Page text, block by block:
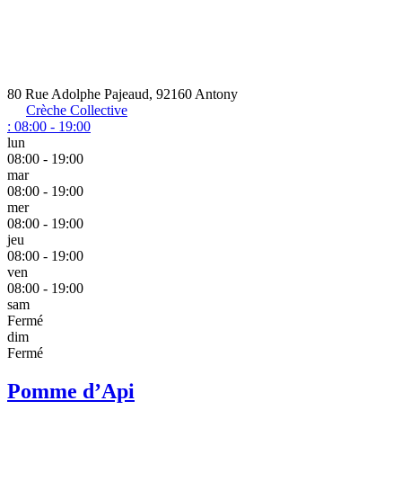
80 Rue Adolphe Pajeaud, 92160 Antony
Crèche Collective
: 08:00 - 19:00
lun
08:00 - 19:00
mar
08:00 - 19:00
mer
08:00 - 19:00
jeu
08:00 - 19:00
ven
08:00 - 19:00
sam
Fermé
dim
Fermé
Pomme d’Api